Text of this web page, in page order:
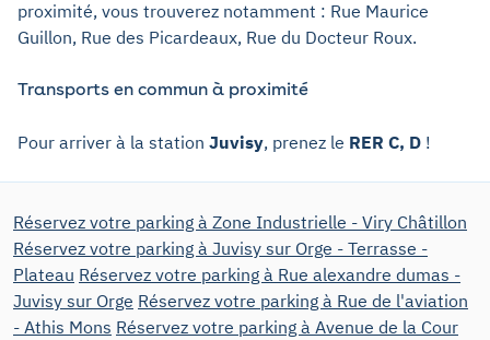
proximité, vous trouverez notamment : Rue Maurice
Guillon, Rue des Picardeaux, Rue du Docteur Roux.
Transports en commun à proximité
Pour arriver à la station Juvisy, prenez le RER C, D !
Réservez votre parking à Zone Industrielle - Viry Châtillon
Réservez votre parking à Juvisy sur Orge - Terrasse -
Plateau Réservez votre parking à Rue alexandre dumas -
Juvisy sur Orge Réservez votre parking à Rue de l'aviation
- Athis Mons Réservez votre parking à Avenue de la Cour